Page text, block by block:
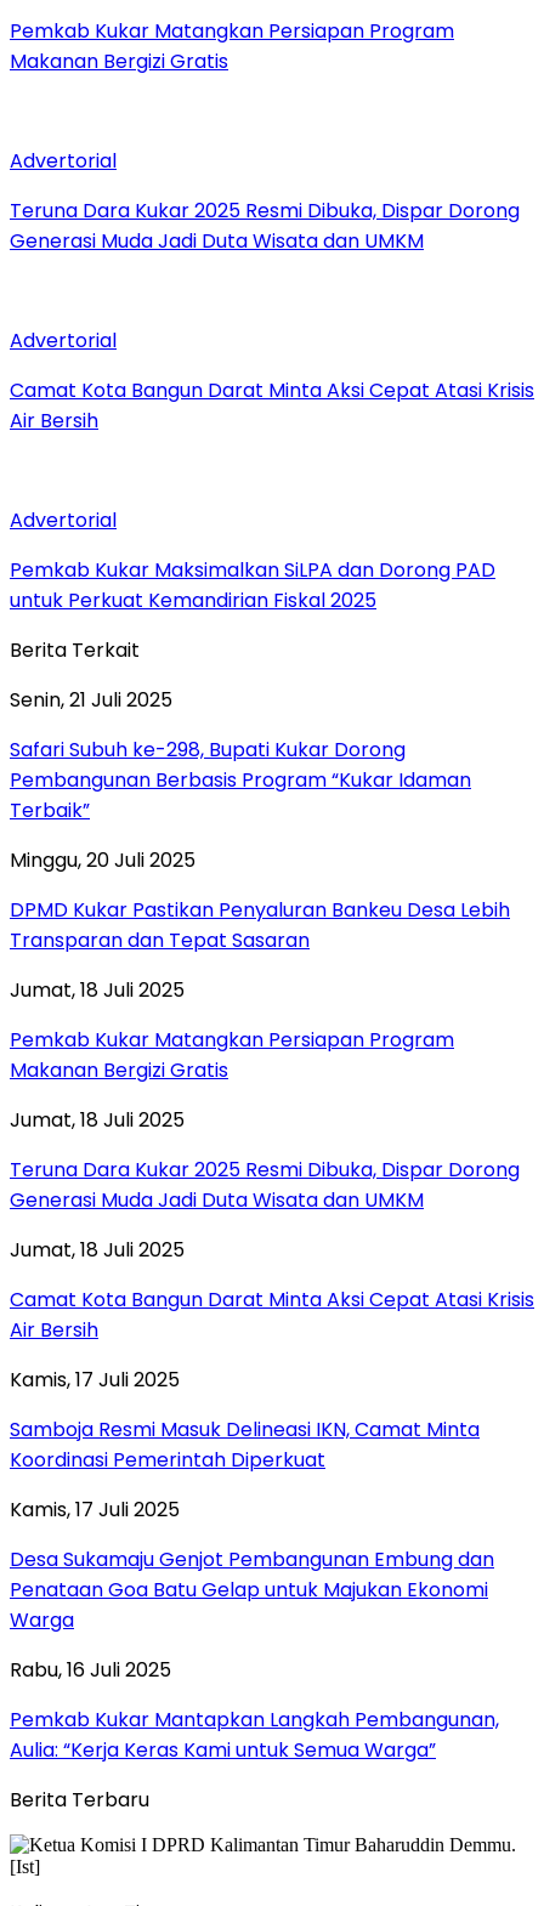
Pemkab Kukar Matangkan Persiapan Program
Makanan Bergizi Gratis
Advertorial
Teruna Dara Kukar 2025 Resmi Dibuka, Dispar Dorong
Generasi Muda Jadi Duta Wisata dan UMKM
Advertorial
Camat Kota Bangun Darat Minta Aksi Cepat Atasi Krisis
Air Bersih
Advertorial
Pemkab Kukar Maksimalkan SiLPA dan Dorong PAD
untuk Perkuat Kemandirian Fiskal 2025
Berita Terkait
Senin, 21 Juli 2025
Safari Subuh ke-298, Bupati Kukar Dorong
Pembangunan Berbasis Program “Kukar Idaman
Terbaik”
Minggu, 20 Juli 2025
DPMD Kukar Pastikan Penyaluran Bankeu Desa Lebih
Transparan dan Tepat Sasaran
Jumat, 18 Juli 2025
Pemkab Kukar Matangkan Persiapan Program
Makanan Bergizi Gratis
Jumat, 18 Juli 2025
Teruna Dara Kukar 2025 Resmi Dibuka, Dispar Dorong
Generasi Muda Jadi Duta Wisata dan UMKM
Jumat, 18 Juli 2025
Camat Kota Bangun Darat Minta Aksi Cepat Atasi Krisis
Air Bersih
Kamis, 17 Juli 2025
Samboja Resmi Masuk Delineasi IKN, Camat Minta
Koordinasi Pemerintah Diperkuat
Kamis, 17 Juli 2025
Desa Sukamaju Genjot Pembangunan Embung dan
Penataan Goa Batu Gelap untuk Majukan Ekonomi
Warga
Rabu, 16 Juli 2025
Pemkab Kukar Mantapkan Langkah Pembangunan,
Aulia: “Kerja Keras Kami untuk Semua Warga”
Berita Terbaru